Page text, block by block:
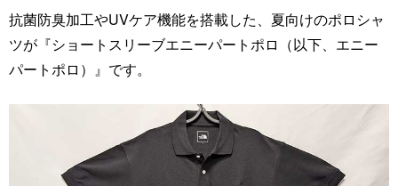
抗菌防臭加工やUVケア機能を搭載した、夏向けのポロシャ
ツが『ショートスリーブエニーパートポロ（以下、エニー
パートポロ）』です。